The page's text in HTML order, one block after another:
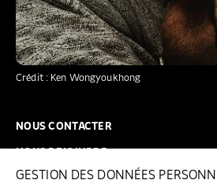
GESTION DES DONNÉES
Crédit : Ken Wongyoukhong
NOUS CONTACTER